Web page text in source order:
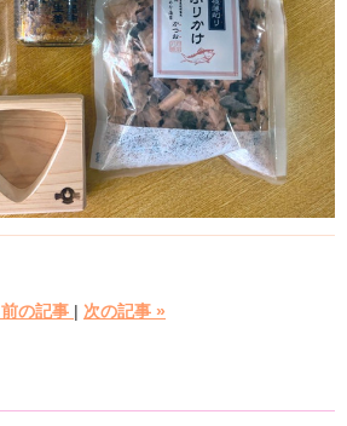
前の記事 次の記事 »